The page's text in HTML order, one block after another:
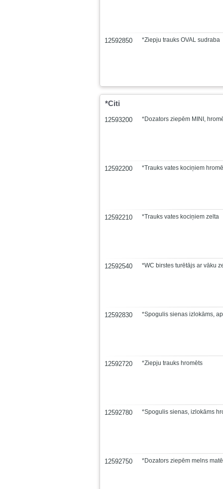
12592850 *Ziepju trauks OVAL sudraba
*Citi
12593200 *Dozators ziepēm MINI,
12592200 *Trauks vates kociņiem
12592210 *Trauks vates kociņiem zelta
12592540 *WC birstes turētājs ar vāku
12592830 *Spogulis sienas izlokāms,
12592720 *Ziepju trauks hromēts
12592780 *Spogulis sienas, izlokāms
12592750 *Dozators ziepēm melns